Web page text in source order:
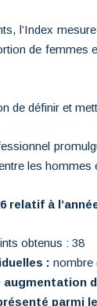
l’Index
de femmes
de définir et
les hommes
relatif à
obtenus : 38
: nombre
parmi